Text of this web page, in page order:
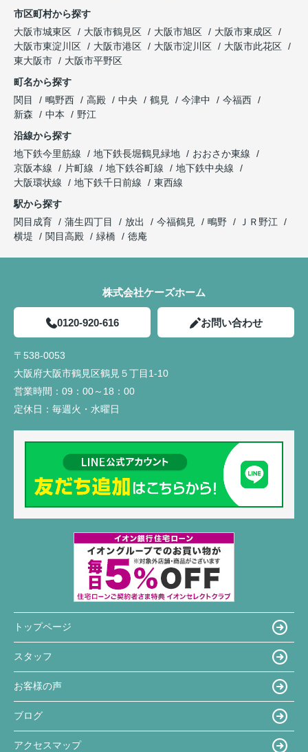
市区町村から探す
大阪市城東区
大阪市鶴見区 大阪市旭区
大阪市東成区
大阪市東淀川区
大阪市港区 大阪市淀川区
大阪市此花区
東大阪市
大阪市平野区
町名から探す
関目
鴫野西 高殿 中央 鶴見 今津中
今福西
新森
中本
野江
沿線から探す
地下鉄今里筋線
地下鉄長堀鶴見緑地
おおさか東線
京阪本線
片町線 地下鉄谷町線
地下鉄中央線
大阪環状線
地下鉄千日前線
東西線
駅から探す
関目成育
蒲生四丁目 放出 今福鶴見 鴫野
ＪＲ野江
横堤
関目高殿 緑橋 徳庵
株式会社ケーズホーム
0120-920-616 お問い合わせ
〒538-0053
大阪府大阪市鶴見区鶴見５丁目1-10
営業時間： 09：00～18：00
定休日： 毎週火・水曜日
トップページ
スタッフ
お客様の声
ブログ
アクセスマップ